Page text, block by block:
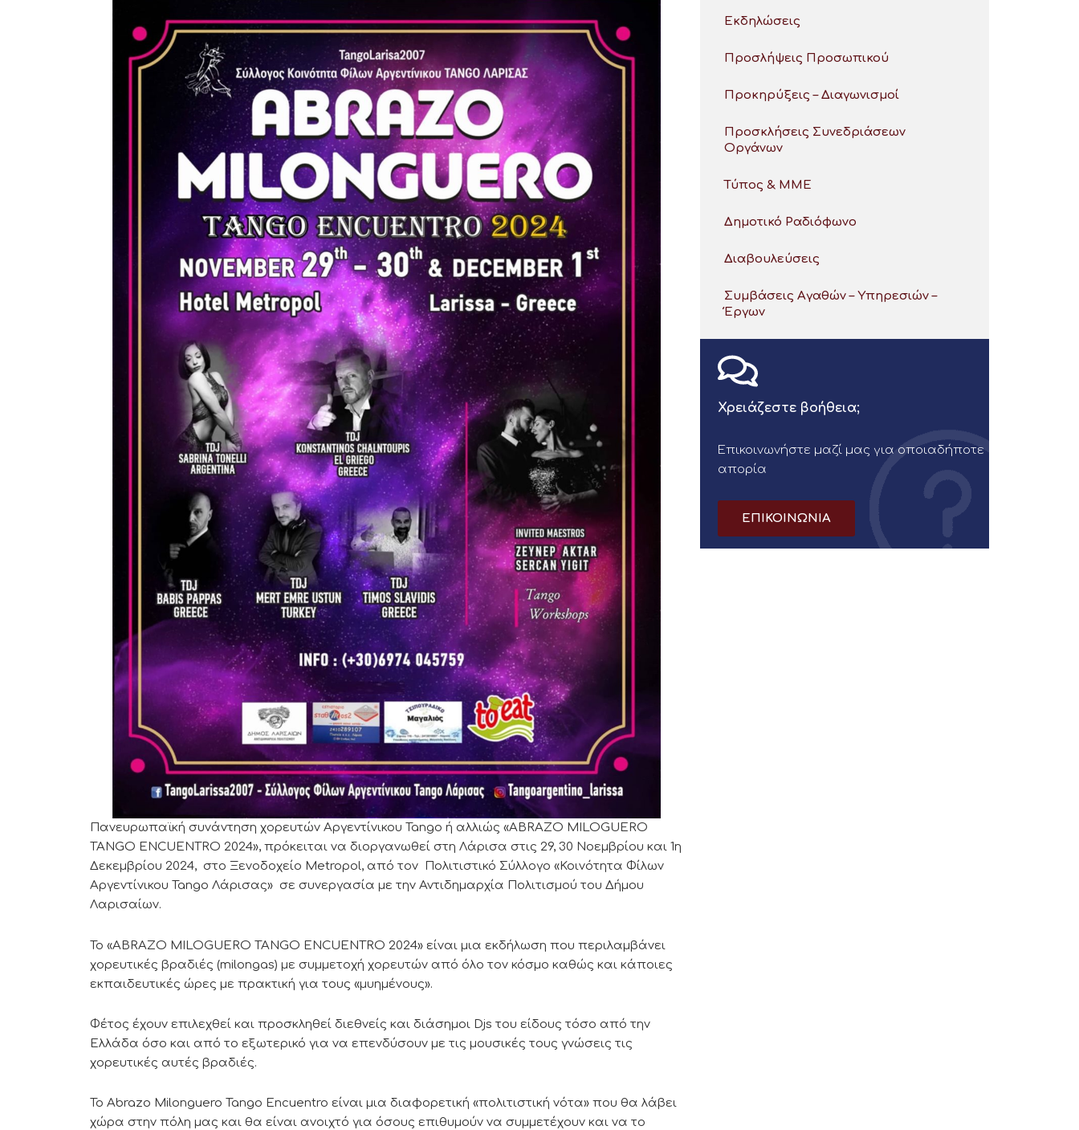
Πανευρωπαϊκή συνάντηση χορευτών Αργεντίνικου Tango ή αλλιώς «ABRAZO MILOGUERO
TANGO ENCUENTRO 2024», πρόκειται να διοργανωθεί στη Λάρισα στις 29, 30 Νοεμβρίου και 1η
Δεκεμβρίου 2024, στο Ξενοδοχείο Metropol, από τον Πολιτιστικό Σύλλογο «Κοινότητα Φίλων
Αργεντίνικου Tango Λάρισας» σε συνεργασία με την Αντιδημαρχία Πολιτισμού του Δήμου
Λαρισαίων.
Το «ABRAZO MILOGUERO TANGO ENCUENTRO 2024» είναι μια εκδήλωση που περιλαμβάνει
χορευτικές βραδιές (milongas) με συμμετοχή χορευτών από όλο τον κόσμο καθώς και κάποιες
εκπαιδευτικές ώρες με πρακτική για τους «μυημένους».
Φέτος έχουν επιλεχθεί και προσκληθεί διεθνείς και διάσημοι Djs του είδους τόσο από την
Ελλάδα όσο και από το εξωτερικό για να επενδύσουν με τις μουσικές τους γνώσεις τις
χορευτικές αυτές βραδιές.
Το Abrazo Milonguero Tango Encuentro είναι μια διαφορετική «πολιτιστική νότα» που θα λάβει
χώρα στην πόλη μας και θα είναι ανοιχτό για όσους επιθυμούν να συμμετέχουν και να το
Εκδηλώσεις
Προσλήψεις Προσωπικού
Προκηρύξεις – Διαγωνισμοί
Προσκλήσεις Συνεδριάσεων
Οργάνων
Τύπος & ΜΜΕ
Δημοτικό Ραδιόφωνο
Διαβουλεύσεις
Συμβάσεις Αγαθών – Υπηρεσιών –
Έργων
Χρειάζεστε βοήθεια;
Επικοινωνήστε μαζί μας για οποιαδήποτε
απορία
ΕΠΙΚΟΙΝΩΝΙΑ